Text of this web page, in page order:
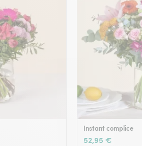
Instant complice
52,95 €